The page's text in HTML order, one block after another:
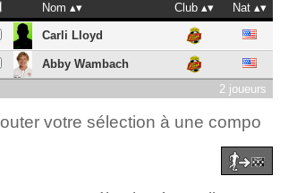
Nom Club Nat
Carli Lloyd
Abby Wambach
2 joueurs
votre sélection à une compo